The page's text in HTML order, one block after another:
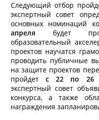
Следующий отбор
экспертный совет
основных номинаций
апреля будет
образовательный
проектов научатся
проводить публичные
на защите проектов
пройдетс 22 по 26
экспертный совет
конкурса, а также
награждения